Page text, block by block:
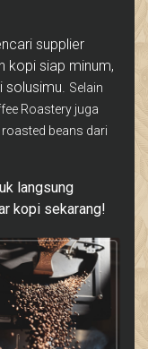
supplier
kopi siap minum,
solusimu. Selain
Roastery juga
beans dari
langsung
kopi sekarang!